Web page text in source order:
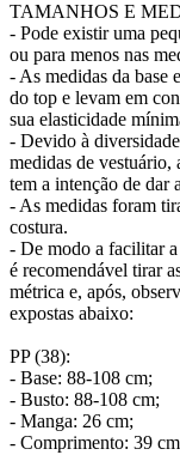
TAMANHOS E
- Pode existir uma
ou para menos nas
- As medidas da base
do top e levam em
sua elasticidade
- Devido à
medidas de vestuário,
tem a intenção de dar
- As medidas foram
costura.
- De modo a facilitar
é recomendável tirar
métrica e, após,
expostas abaixo:
PP (38):
- Base: 88-108 cm;
- Busto: 88-108 cm;
- Manga: 26 cm;
- Comprimento: 39